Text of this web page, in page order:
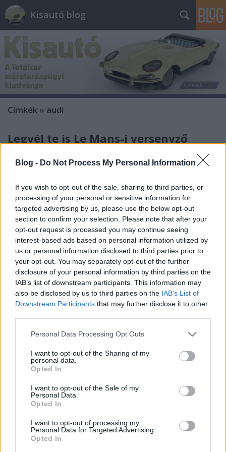
Blog - Do Not Process My Personal Information
If you wish to opt-out of the sale, sharing to third parties, or
processing of your personal or sensitive information for
targeted advertising by us, please use the below opt-out
section to confirm your selection. Please note that after your
opt-out request is processed you may continue seeing
interest-based ads based on personal information utilized by
us or personal information disclosed to third parties prior to
your opt-out. You may separately opt-out of the further
disclosure of your personal information by third parties on the
IAB’s list of downstream participants. This information may
also be disclosed by us to third parties on the IAB’s List of
Downstream Participants that may further disclose it to other
Please note that this website/app uses one or more Google
not limited to your visit or usage behaviour. You may click to
grant or deny consent to Google and its third-party tags to
use your data for below specified purposes in below Google
consent section.
Personal Data Processing Opt Outs
I want to opt-out of the Sharing of my
personal data.
Opted In
I want to opt-out of the Sale of my
Personal Data.
Opted In
I want to opt-out of processing my
Personal Data for Targeted Advertising.
Opted In
Kisautó blog
Címkék » audi
Legyél te is Le Mans-i versenyző
Carrera is rendez egy versenyt azoknak, akik szeretik
a gyors sportkocsikat, és szívesen átélnének valamit
a verseny izgalmából, de az idén nem juthattak el
Franciaországba, hogy élőben követhessék az
eseményeket. A helyszín…
Audiból épített Mazda
streetsta •2012. március 29.
Mindannyian tudjuk, az autógyárak között egészen
furcsa kapcsolatok léteznek. A kilencvenes években
az ember kapkodta a fejét, ha meglátott egy Pontiac
Le Mans-t: de hát ez egy Opel Kadett! Aztán jöttek a
Daewoo Racerek, meg Nexiák amik szintén Kadettek.
Vagy a Geo Metrok, amik…
Alternatív hajtású Audik
streetsta•2011. március 16.
Úgy tűnik, az ingolstadtiak egészen új taktikával
akarják tesztelni és bevenni a még nem létező piacot.